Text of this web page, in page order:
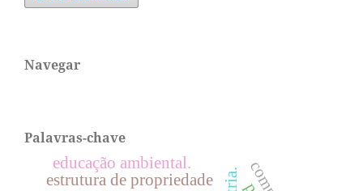
Navegar
Palavras-chave
estrutura de propriedade
educação ambiental.